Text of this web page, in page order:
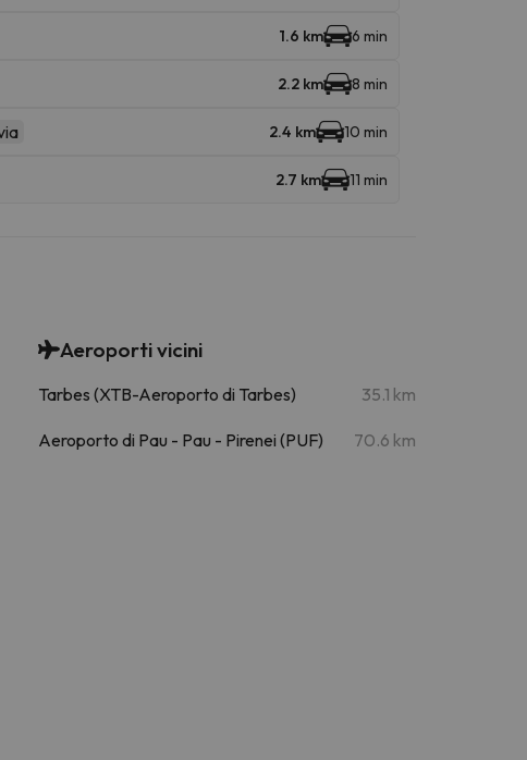
1.6 km 6 min
2.2 km 8 min
2.4 km 10 min
2.7 km 11 min
Aeroporti vicini
Tarbes (XTB-Aeroporto di Tarbes) 35.1 km
Aeroporto di Pau - Pau - Pirenei (PUF) 70.6 km